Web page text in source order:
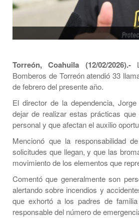
Torreón, Coahuila (12/02/2026).-
Bomberos de Torreón atendió 33
de febrero del presente año.
El director de la dependencia,
dejar de realizar estas prácticas
personal y que afectan el auxilio
Mencionó que la responsabilidad
solicitudes que llegan, y que las
movimiento de los elementos que
Comentó que generalmente son
alertando sobre incendios y
que exhortó a los padres de
responsable del número de